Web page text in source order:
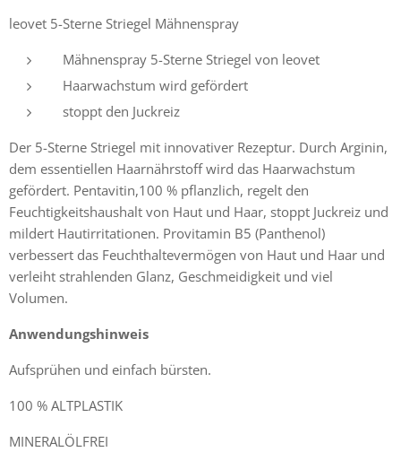
leovet 5-Sterne Striegel Mähnenspray
Mähnenspray 5-Sterne Striegel von leovet
Haarwachstum wird gefördert
stoppt den Juckreiz
Der 5-Sterne Striegel mit innovativer Rezeptur. Durch Arginin,
dem essentiellen Haarnährstoff wird das Haarwachstum
gefördert. Pentavitin,100 % pflanzlich, regelt den
Feuchtigkeitshaushalt von Haut und Haar, stoppt Juckreiz und
mildert Hautirritationen. Provitamin B5 (Panthenol)
verbessert das Feuchthaltevermögen von Haut und Haar und
verleiht strahlenden Glanz, Geschmeidigkeit und viel
Volumen.
Anwendungshinweis
Aufsprühen und einfach bürsten.
100 % ALTPLASTIK
MINERALÖLFREI